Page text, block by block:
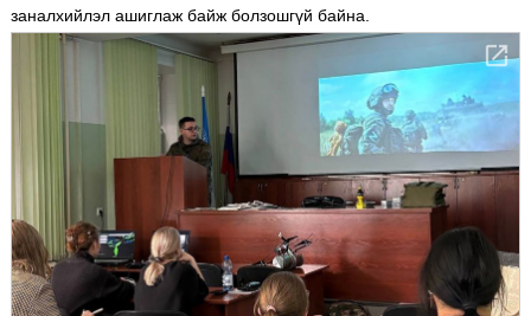
заналхийлэл ашиглаж байж болзошгүй байна.